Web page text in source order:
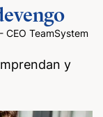
CEO TeamSystem
y